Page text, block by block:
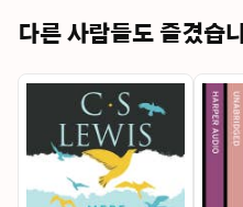
다른 사람들도 즐겼습